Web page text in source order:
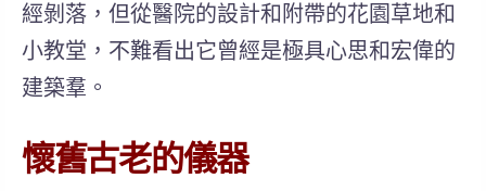
經剝落，但從醫院的設計和附帶的花園草地和
小教堂，不難看出它曾經是極具心思和宏偉的
建築羣。
懷舊古老的儀器